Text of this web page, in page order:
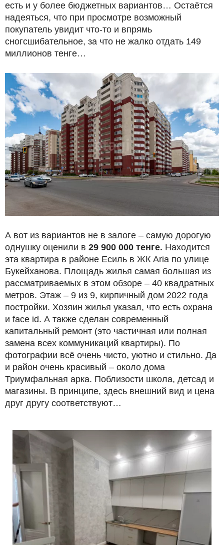
есть и у более бюджетных вариантов… Остаётся
надеяться, что при просмотре возможный
покупатель увидит что-то и впрямь
сногсшибательное, за что не жалко отдать 149
миллионов тенге…
А вот из вариантов не в залоге – самую дорогую
однушку оценили в 29 900 000 тенге. Находится
эта квартира в районе Есиль в ЖК Aria по улице
Букейханова. Площадь жилья самая большая из
рассматриваемых в этом обзоре – 40 квадратных
метров. Этаж – 9 из 9, кирпичный дом 2022 года
постройки. Хозяин жилья указал, что есть охрана
и face id. А также сделан современный
капитальный ремонт (это частичная или полная
замена всех коммуникаций квартиры). По
фотографии всё очень чисто, уютно и стильно. Да
и район очень красивый – около дома
Триумфальная арка. Поблизости школа, детсад и
магазины. В принципе, здесь внешний вид и цена
друг другу соответствуют…